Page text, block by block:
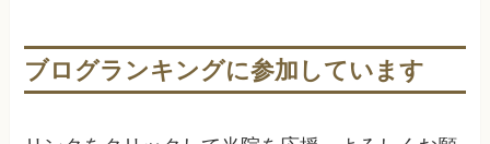
ブログランキングに参加しています